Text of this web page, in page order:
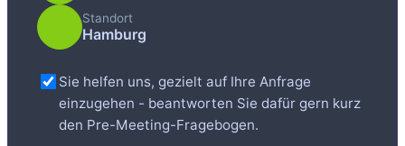
Standort
Hamburg
Sie helfen uns, gezielt auf Ihre Anfrage
einzugehen - beantworten Sie dafür gern kurz
den Pre-Meeting-Fragebogen.